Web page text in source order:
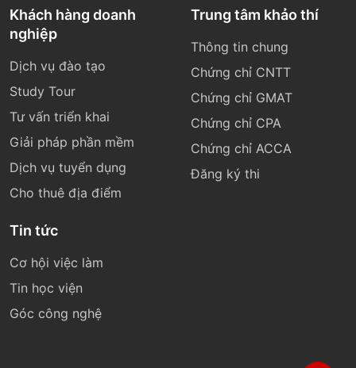
Khách hàng doanh
nghiệp
Dịch vụ đào tạo
Study Tour
Tư vấn triển khai
Giải pháp phần mềm
Dịch vụ tuyển dụng
Cho thuê địa điểm
Trung tâm khảo thí
Thông tin chung
Chứng chỉ CNTT
Chứng chỉ GMAT
Chứng chỉ CPA
Chứng chỉ ACCA
Đăng ký thi
Tin tức
Cơ hội việc làm
Tin học viện
Góc công nghệ